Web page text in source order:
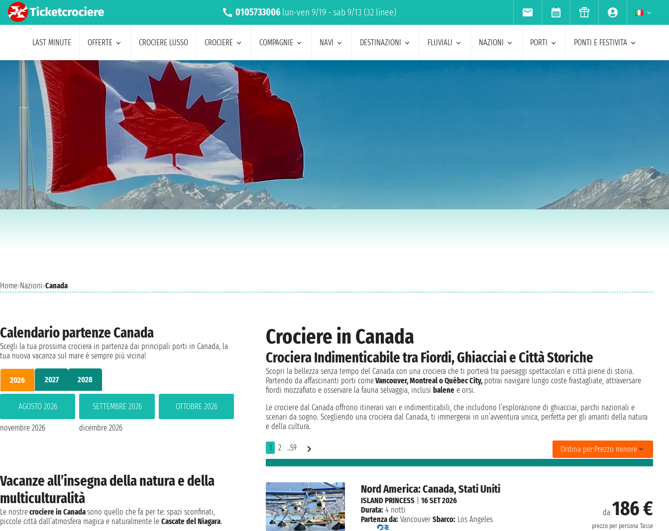
0105733006 lun-ven 9/19 - sab 9/13 (32 linee)
LAST MINUTE OFFERTE CROCIERE LUSSO CROCIERE COMPAGNIE NAVI DESTINAZIONI FLUVIALI NAZIONI PORTI PONTI E FESTIVITA
Home›Nazioni›Canada
Crociere in Canada
Crociera Indimenticabile tra Fiordi, Ghiacciai e Città Storiche
Scopri la bellezza senza tempo del Canada con una crociera che ti porterà tra paesaggi spettacolari e città piene di storia.
Partendo da affascinanti porti comeVancouver, Montreal o Québec City, potrai navigare lungo coste frastagliate, attraversare
fiordi mozzafiato e osservare la fauna selvaggia, inclusi balene e orsi.
Le crociere dal Canada offrono itinerari vari e indimenticabili, che includono l’esplorazione di ghiacciai, parchi nazionali e
scenari da sogno. Scegliendo una crociera dal Canada, ti immergerai in un’avventura unica, perfetta per gli amanti della natura
e della cultura.
1 2 ..59 Ordina per:Prezzo minore
Nord America: Canada, Stati Uniti
da 186 €
prezzo per persona Tasse
ISLAND PRINCESS| 16 SET 2026
Durata: 4 notti
Partenza da: Vancouver Sbarco: Los Angeles
Calendario partenze Canada
Scegli la tua prossima crociera in partenza dai principali porti in Canada, la
tua nuova vacanza sul mare è sempre più vicina!
2026 2027 2028
AGOSTO 2026 SETTEMBRE 2026 OTTOBRE 2026
novembre 2026 dicembre 2026
Vacanze all’insegna della natura e della
multiculturalità
Le nostrecrociere in Canadasono quello che fa per te: spazi sconfinati,
piccole città dall’atmosfera magica e naturalmente le Cascate del Niagara.